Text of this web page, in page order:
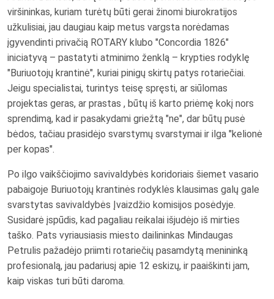
viršininkas, kuriam turėtų būti gerai žinomi biurokratijos
užkulisiai, jau daugiau kaip metus vargsta norėdamas
įgyvendinti privačią ROTARY klubo "Concordia 1826"
iniciatyvą – pastatyti atminimo ženklą – krypties rodyklę
"Buriuotojų krantinė", kuriai pinigų skirtų patys rotariečiai.
Jeigu specialistai, turintys teisę spręsti, ar siūlomas
projektas geras, ar prastas , būtų iš karto priėmę kokį nors
sprendimą, kad ir pasakydami griežtą "ne", dar būtų pusė
bėdos, tačiau prasidėjo svarstymų svarstymai ir ilga "kelionė
per kopas".
Po ilgo vaikščiojimo savivaldybės koridoriais šiemet vasario
pabaigoje Buriuotojų krantinės rodyklės klausimas galų gale
svarstytas savivaldybės Įvaizdžio komisijos posėdyje.
Susidarė įspūdis, kad pagaliau reikalai išjudėjo iš mirties
taško. Pats vyriausiasis miesto dailininkas Mindaugas
Petrulis pažadėjo priimti rotariečių pasamdytą menininką
profesionalą, jau padariusį apie 12 eskizų, ir paaiškinti jam,
kaip viskas turi būti daroma.